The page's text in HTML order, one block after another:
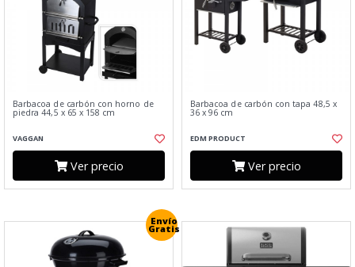
Barbacoa de carbón con horno de
piedra 44,5 x 65 x 158 cm
VAGGAN
Ver precio
Barbacoa de carbón con tapa 48,5 x
36 x 96 cm
EDM PRODUCT
Ver precio
Envío
Gratis